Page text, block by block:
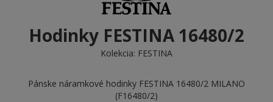
Hodinky FESTINA 16480/2
Kolekcia: FESTINA
Pánske náramkové hodinky FESTINA 16480/2 MILANO
(F16480/2)